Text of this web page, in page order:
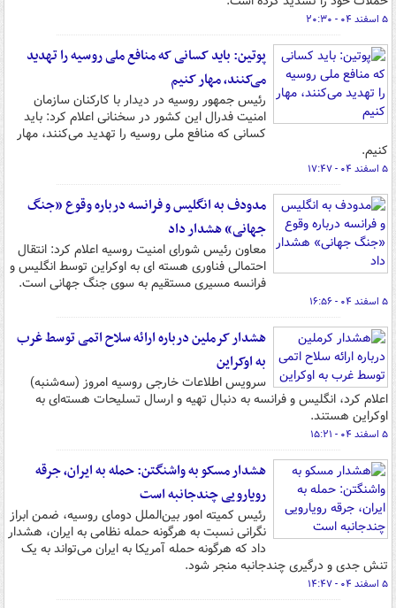
۵ اسفند ۰۴ - ۲۰:۳۰
پوتین: باید کسانی که منافع ملی روسیه را تهدید
می‌کنند، مهار کنیم
رئیس جمهور روسیه در دیدار با کارکنان سازمان
امنیت فدرال این کشور در سخنانی اعلام کرد: باید
کسانی که منافع ملی روسیه را تهدید می‌کنند، مهار
کنیم.
۵ اسفند ۰۴ - ۱۷:۴۷
مدودف به انگلیس و فرانسه درباره وقوع «جنگ
جهانی» هشدار داد
معاون رئیس شورای امنیت روسیه اعلام کرد: انتقال
احتمالی فناوری هسته‌ ای به اوکراین توسط انگلیس و
فرانسه مسیری مستقیم به سوی جنگ جهانی است.
۵ اسفند ۰۴ - ۱۶:۵۶
هشدار کرملین درباره ارائه سلاح اتمی توسط غرب
به اوکراین
سرویس اطلاعات خارجی روسیه امروز (سه‌شنبه)
اعلام کرد، انگلیس و فرانسه به دنبال تهیه و ارسال تسلیحات هسته‌ای به
اوکراین هستند.
۵ اسفند ۰۴ - ۱۵:۲۱
هشدار مسکو به واشنگتن: حمله به ایران، جرقه
رویارویی چندجانبه است
رئیس کمیته امور بین‌الملل دومای روسیه، ضمن ابراز
نگرانی نسبت به هرگونه حمله نظامی به ایران، هشدار
داد که هرگونه حمله آمریکا به ایران می‌تواند به یک
تنش جدی و درگیری چندجانبه منجر شود.
۵ اسفند ۰۴ - ۱۴:۴۷